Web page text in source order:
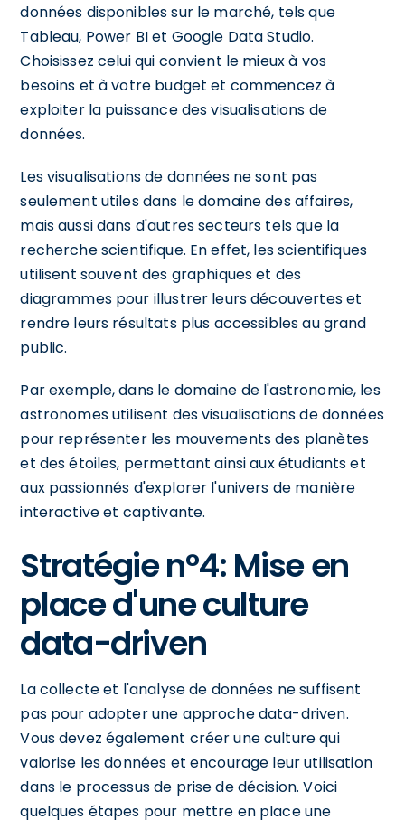
données disponibles sur le marché, tels que
Tableau, Power BI et Google Data Studio.
Choisissez celui qui convient le mieux à vos
besoins et à votre budget et commencez à
exploiter la puissance des visualisations de
données.
Les visualisations de données ne sont pas
seulement utiles dans le domaine des affaires,
mais aussi dans d'autres secteurs tels que la
recherche scientifique. En effet, les scientifiques
utilisent souvent des graphiques et des
diagrammes pour illustrer leurs découvertes et
rendre leurs résultats plus accessibles au grand
public.
Par exemple, dans le domaine de l'astronomie, les
astronomes utilisent des visualisations de données
pour représenter les mouvements des planètes
et des étoiles, permettant ainsi aux étudiants et
aux passionnés d'explorer l'univers de manière
interactive et captivante.
Stratégie n°4: Mise en
place d'une culture
data-driven
La collecte et l'analyse de données ne suffisent
pas pour adopter une approche data-driven.
Vous devez également créer une culture qui
valorise les données et encourage leur utilisation
dans le processus de prise de décision. Voici
quelques étapes pour mettre en place une